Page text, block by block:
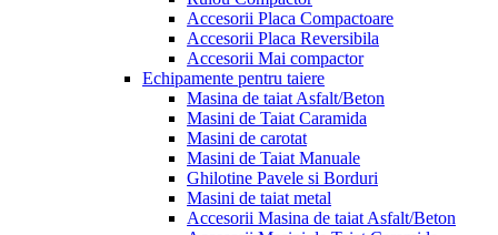
Accesorii Placa Compactoare
Accesorii Placa Reversibila
Accesorii Mai compactor
Echipamente pentru taiere
Masina de taiat Asfalt/Beton
Masini de Taiat Caramida
Masini de carotat
Masini de Taiat Manuale
Ghilotine Pavele si Borduri
Masini de taiat metal
Accesorii Masina de taiat Asfalt/Beton